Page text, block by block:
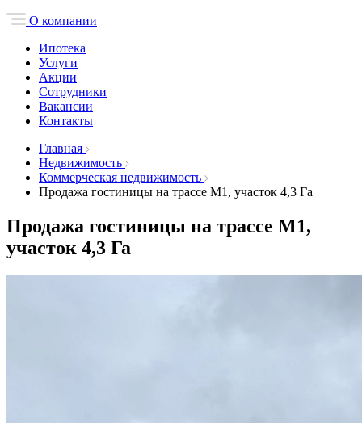
О компании
Ипотека
Услуги
Акции
Сотрудники
Вакансии
Контакты
Главная
Недвижимость
Коммерческая недвижимость
Продажа гостиницы на трассе М1, участок 4,3 Га
Продажа гостиницы на трассе М1,
участок 4,3 Га